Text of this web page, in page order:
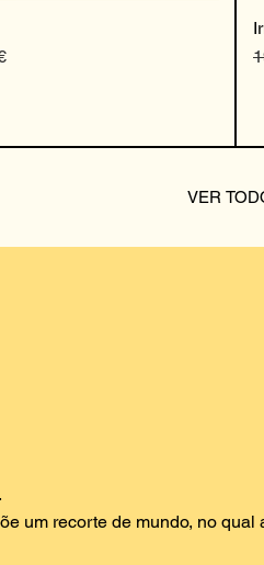
VER
um recorte de mundo, no